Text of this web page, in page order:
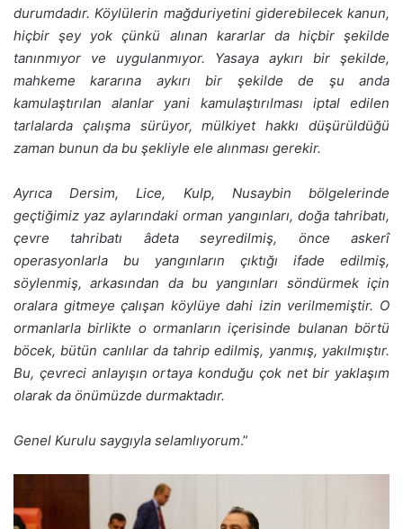
durumdadır. Köylülerin mağduriyetini giderebilecek kanun,
hiçbir şey yok çünkü alınan kararlar da hiçbir şekilde
tanınmıyor ve uygulanmıyor. Yasaya aykırı bir şekilde,
mahkeme kararına aykırı bir şekilde de şu anda
kamulaştırılan alanlar yani kamulaştırılması iptal edilen
tarlalarda çalışma sürüyor, mülkiyet hakkı düşürüldüğü
zaman bunun da bu şekliyle ele alınması gerekir.
Ayrıca Dersim, Lice, Kulp, Nusaybin bölgelerinde
geçtiğimiz yaz aylarındaki orman yangınları, doğa tahribatı,
çevre tahribatı âdeta seyredilmiş, önce askerî
operasyonlarla bu yangınların çıktığı ifade edilmiş,
söylenmiş, arkasından da bu yangınları söndürmek için
oralara gitmeye çalışan köylüye dahi izin verilmemiştir. O
ormanlarla birlikte o ormanların içerisinde bulanan börtü
böcek, bütün canlılar da tahrip edilmiş, yanmış, yakılmıştır.
Bu, çevreci anlayışın ortaya konduğu çok net bir yaklaşım
olarak da önümüzde durmaktadır.
Genel Kurulu saygıyla selamlıyorum.”